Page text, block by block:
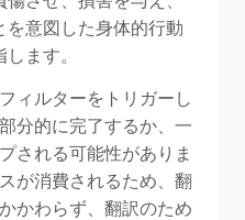
を意図した身体的行動
ます。
ィルターをトリガーし
分的に完了するか、一
される可能性がありま
が消費されるため、翻
かわらず、翻訳のため